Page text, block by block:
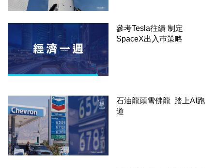
參考Tesla往績 制定
SpaceX出入巿策略
石油龍頭雪佛龍 踏上AI跑
道